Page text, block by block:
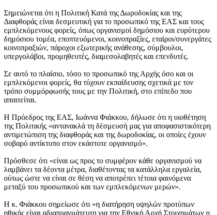
Σημειώνεται ότι η Πολιτική Κατά της Δωροδοκίας και της
Διαφθοράς είναι δεσμευτική για το προσωπικό της ΕΑΣ και τους
εμπλεκόμενους φορείς, όπως οργανισμοί δημόσιου και ευρύτερου
δημόσιου τομέα, εποπτευόμενοι, κοινοπραξίες, εταίροι/συνεργάτες
κοινοπραξιών, πάροχοι εξωτερικής ανάθεσης, σύμβουλοι,
υπεργολάβοι, προμηθευτές, διαμεσολαβητές και επενδυτές.
Σε αυτό το πλαίσιο, τόσο το προσωπικό της Αρχής όσο και οι
εμπλεκόμενοι φορείς, θα τύχουν εκπαίδευσης σχετικά με τον
τρόπο συμμόρφωσής τους με την Πολιτική, στο επίπεδο που
απαιτείται.
Η Πρόεδρος της ΕΑΣ, Ιωάννα Φιάκκου, δήλωσε ότι η υιοθέτηση
της Πολιτικής «αντανακλά τη δέσμευσή μας για αποφασιστικότερη
αντιμετώπιση της διαφθοράς και της δωροδοκίας, οι οποίες έχουν
σοβαρό αντίκτυπο στον εκάστοτε οργανισμό».
Πρόσθεσε ότι «είναι ως προς το συμφέρον κάθε οργανισμού να
λαμβάνει τα δέοντα μέτρα, διαθέτοντας τα κατάλληλα εργαλεία,
ούτως ώστε να είναι σε θέση να αποτρέπει τέτοια φαινόμενα
μεταξύ του προσωπικού και των εμπλεκόμενων μερών».
Η κ. Φιάκκου σημείωσε ότι «η διατήρηση υψηλών προτύπων
ηθικής είναι αδιαπραγμάτευτη για την Εθνική Αρχή Στοιχημάτων η